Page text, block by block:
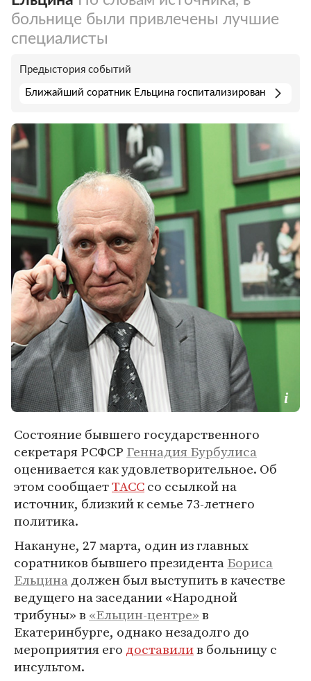
больнице были привлечены лучшие
специалисты
Предыстория событий
Ближайший соратник Ельцина госпитализирован
Состояние бывшего государственного
секретаря РСФСР Геннадия Бурбулиса
оценивается как удовлетворительное. Об
этом сообщаетТАССсо ссылкой на
источник, близкий к семье 73-летнего
политика.
Накануне, 27 марта, один из главных
соратников бывшего президентаБориса
Ельцинадолжен был выступить в качестве
ведущего на заседании «Народной
трибуны» в «Ельцин-центре»в
Екатеринбурге, однако незадолго до
мероприятия его доставилив больницу с
инсультом.